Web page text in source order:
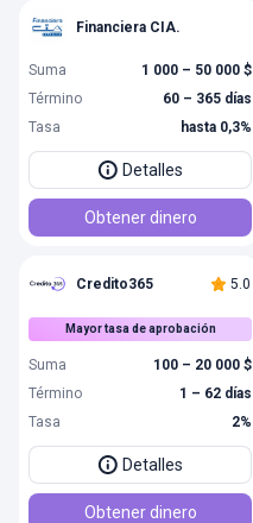
Financiera CIA.
Suma
1 000 – 50 000 $
Término
60 – 365 días
Tasa
hasta 0,3%
Detalles
Obtener dinero
Credito365 5.0
Mayor tasa de aprobación
Suma
100 – 20 000 $
Término
1 – 62 días
Tasa
2%
Detalles
Obtener dinero